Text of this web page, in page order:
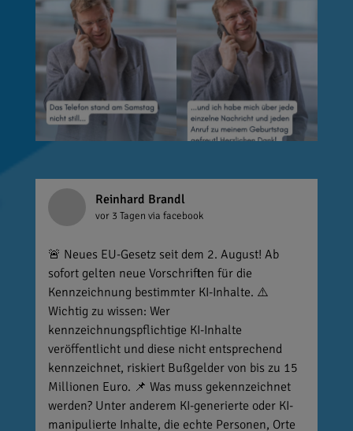
Reinhard Brandl
vor 3 Tagen via facebook
🚨 Neues EU-Gesetz seit dem 2. August! Ab
sofort gelten neue Vorschriften für die
Kennzeichnung bestimmter KI-Inhalte. ⚠️
Wichtig zu wissen: Wer
kennzeichnungspflichtige KI-Inhalte
veröffentlicht und diese nicht entsprechend
kennzeichnet, riskiert Bußgelder von bis zu 15
Millionen Euro. 📌 Was muss gekennzeichnet
werden? Unter anderem KI-generierte oder KI-
manipulierte Inhalte, die echte Personen, Orte